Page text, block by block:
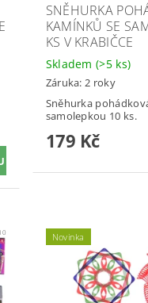
SNĚHURKA
KAMÍNKŮ SE
KS V KRABIČCE
Skladem(>5 ks)
Záruka: 2 roky
Sněhurka
samolepkou 10 ks.
179 Kč
Novinka